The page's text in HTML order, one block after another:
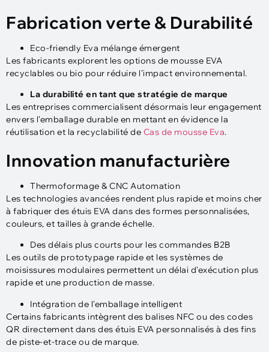
Fabrication verte & Durabilité
Eco-friendly Eva mélange émergent
Les fabricants explorent les options de mousse EVA
recyclables ou bio pour réduire l'impact environnemental.
La durabilité en tant que stratégie de marque
Les entreprises commercialisent désormais leur engagement
envers l'emballage durable en mettant en évidence la
réutilisation et la recyclabilité de Cas de mousse Eva.
Innovation manufacturière
Thermoformage & CNC Automation
Les technologies avancées rendent plus rapide et moins cher
à fabriquer des étuis EVA dans des formes personnalisées,
couleurs, et tailles à grande échelle.
Des délais plus courts pour les commandes B2B
Les outils de prototypage rapide et les systèmes de
moisissures modulaires permettent un délai d'exécution plus
rapide et une production de masse.
Intégration de l'emballage intelligent
Certains fabricants intègrent des balises NFC ou des codes
QR directement dans des étuis EVA personnalisés à des fins
de piste-et-trace ou de marque.